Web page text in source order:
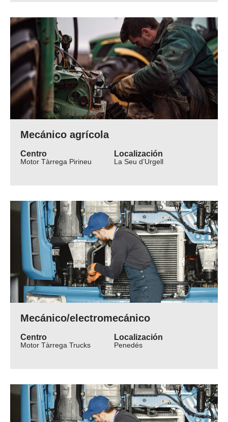
Mecánico agrícola
Centro
Motor Tàrrega Pirineu
Localización
La Seu d’Urgell
Mecánico/electromecánico
Centro
Motor Tàrrega Trucks
Localización
Penedés